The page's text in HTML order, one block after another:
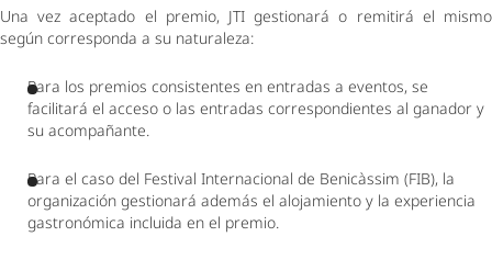
Una vez aceptado el premio, JTI gestionará o remitirá el mismo
según corresponda a su naturaleza:
Para los premios consistentes en entradas a eventos, se
facilitará el acceso o las entradas correspondientes al ganador y
su acompañante.
Para el caso del Festival Internacional de Benicàssim (FIB), la
organización gestionará además el alojamiento y la experiencia
gastronómica incluida en el premio.